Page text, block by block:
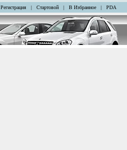
Регистрация | Стартовой | В Избранное | PDA